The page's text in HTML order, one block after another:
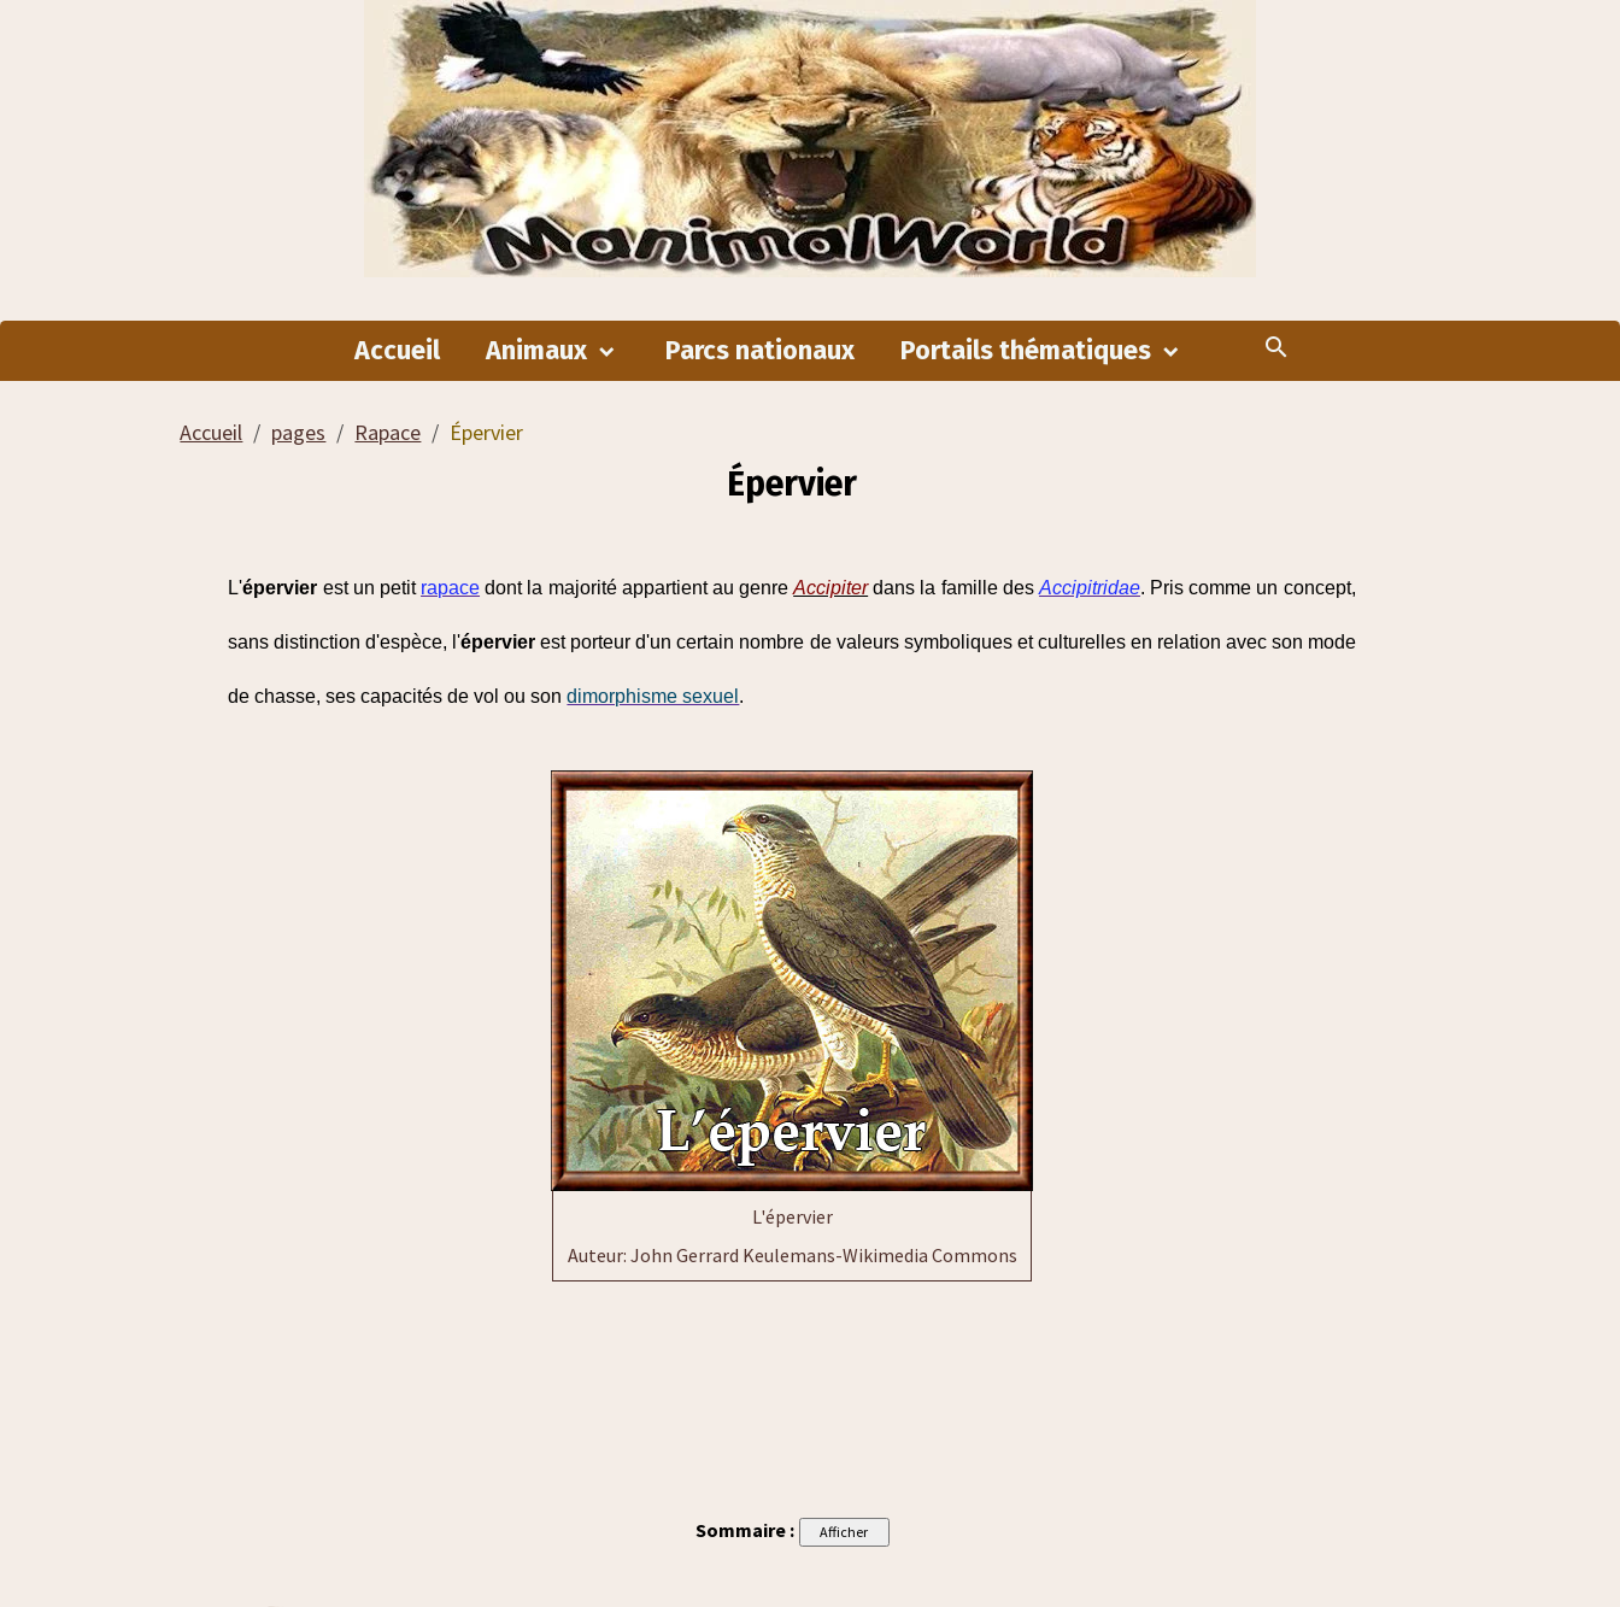
Accueil Animaux Parcs nationaux Portails thématiques
Accueil pages Rapace Épervier
Épervier
L'épervier est un petit rapace dont la majorité appartient au genreAccipiterdans la famille des Accipitridae. Pris comme un concept,
sans distinction d'espèce, l'épervier est porteur d'un certain nombre de valeurs symboliques et culturelles en relation avec son mode
de chasse, ses capacités de vol ou sondimorphisme sexuel .
L'épervier
Auteur: John Gerrard Keulemans-Wikimedia Commons
Sommaire :